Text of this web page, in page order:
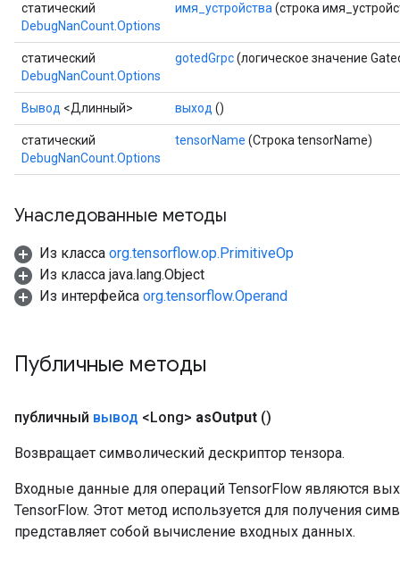
статический
DebugNanCount.Options
имя_устройства (строка
статический
DebugNanCount.Options
gotedGrpc(логическое значение
Вывод <Длинный> выход ()
статический
DebugNanCount.Options
tensorName (Строка tensorName)
Унаследованные методы
Из класса org.tensorflow.op.PrimitiveOp
Из класса java.lang.Object
Из интерфейса org.tensorflow.Operand
Публичные методы
публичный вывод <Long> asOutput ()
Возвращает символический дескриптор тензора.
Входные данные для операций TensorFlow являются
TensorFlow. Этот метод используется для получения
представляет собой вычисление входных данных.